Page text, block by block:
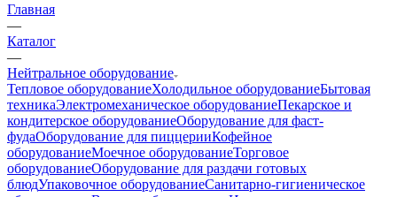
Главная
—
Каталог
—
Нейтральное оборудование
Тепловое оборудованиеХолодильное оборудованиеБытовая
техникаЭлектромеханическое оборудованиеПекарское и
кондитерское оборудованиеОборудование для фаст-
фудаОборудование для пиццерииКофейное
оборудованиеМоечное оборудованиеТорговое
оборудованиеОборудование для раздачи готовых
блюдУпаковочное оборудованиеСанитарно-гигиеническое